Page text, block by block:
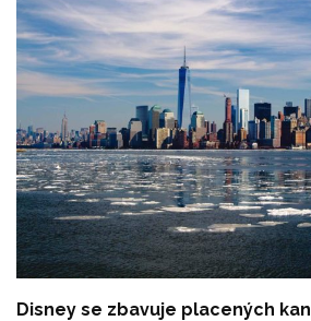
Disney se zbavuje placených